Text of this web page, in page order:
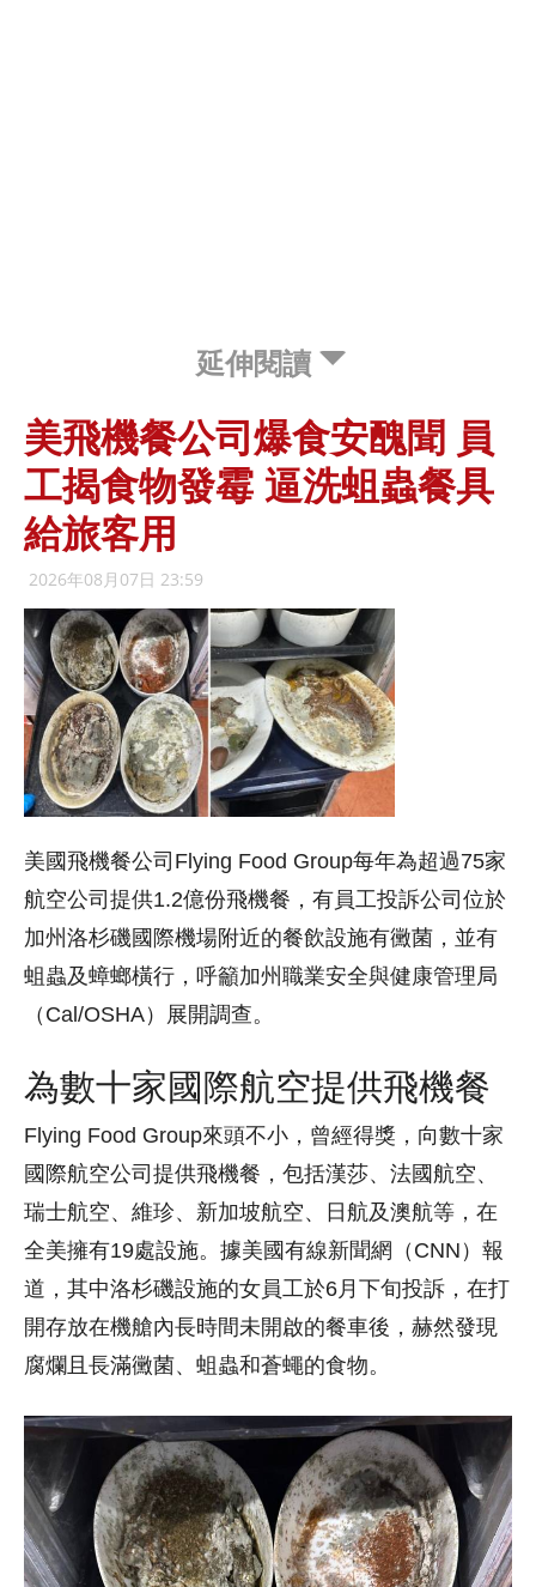
延伸閱讀
美飛機餐公司爆食安醜聞 員
工揭食物發霉 逼洗蛆蟲餐具
給旅客用
2026年08月07日 23:59
美國飛機餐公司Flying Food Group每年為超過75家
航空公司提供1.2億份飛機餐，有員工投訴公司位於
加州洛杉磯國際機場附近的餐飲設施有黴菌，並有
蛆蟲及蟑螂橫行，呼籲加州職業安全與健康管理局
（Cal/OSHA）展開調查。
為數十家國際航空提供飛機餐
Flying Food Group來頭不小，曾經得獎，向數十家
國際航空公司提供飛機餐，包括漢莎、法國航空、
瑞士航空、維珍、新加坡航空、日航及澳航等，在
全美擁有19處設施。據美國有線新聞網（CNN）報
道，其中洛杉磯設施的女員工於6月下旬投訴，在打
開存放在機艙內長時間未開啟的餐車後，赫然發現
腐爛且長滿黴菌、蛆蟲和蒼蠅的食物。